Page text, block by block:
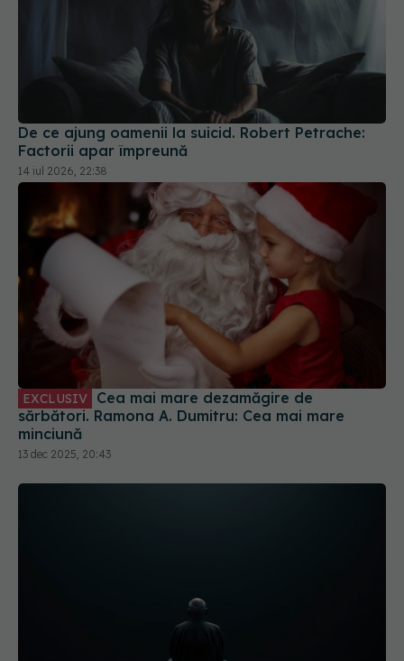
De ce ajung oamenii la suicid. Robert Petrache:
Factorii apar împreună
14 iul 2026, 22:38
EXCLUSIV
sărbători. Ramona A. Dumitru: Cea mai mare
minciună
13 dec 2025, 20:43